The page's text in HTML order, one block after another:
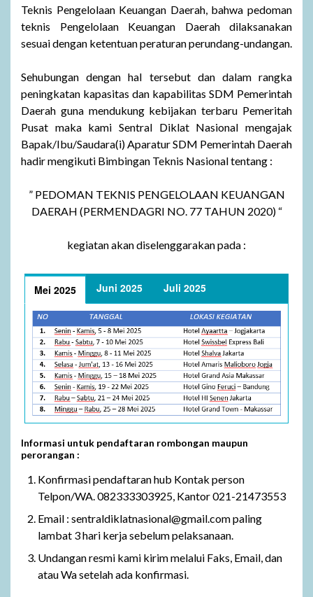
Teknis Pengelolaan Keuangan Daerah, bahwa pedoman
teknis Pengelolaan Keuangan Daerah dilaksanakan
sesuai dengan ketentuan peraturan perundang-undangan.
Sehubungan dengan hal tersebut dan dalam rangka
peningkatan kapasitas dan kapabilitas SDM Pemerintah
Daerah guna mendukung kebijakan terbaru Pemeritah
Pusat maka kami Sentral Diklat Nasional mengajak
Bapak/Ibu/Saudara(i) Aparatur SDM Pemerintah Daerah
hadir mengikuti Bimbingan Teknis Nasional tentang :
” PEDOMAN TEKNIS PENGELOLAAN KEUANGAN
DAERAH (PERMENDAGRI NO. 77 TAHUN 2020) “
kegiatan akan diselenggarakan pada :
Mei 2025 Juni 2025 Juli 2025
Informasi untuk pendaftaran rombongan maupun
perorangan :
Konfirmasi pendaftaran hub Kontak person
Telpon/WA. 082333303925, Kantor 021-21473553
Email : sentraldiklatnasional@gmail.com paling
lambat 3 hari kerja sebelum pelaksanaan.
Undangan resmi kami kirim melalui Faks, Email, dan
atau Wa setelah ada konfirmasi.